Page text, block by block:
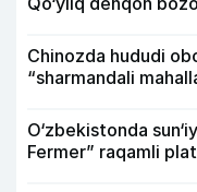
Chinozda hududi
“sharmandali
O‘zbekistonda
Fermer” raqamli